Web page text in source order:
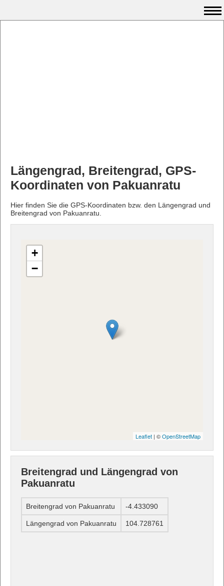
Längengrad, Breitengrad, GPS-
Koordinaten von Pakuanratu
Hier finden Sie die GPS-Koordinaten bzw. den Längengrad und
Breitengrad von Pakuanratu.
+
−
Leaflet | ©OpenStreetMap
Breitengrad und Längengrad von
Pakuanratu
Breitengrad von Pakuanratu -4.433090
Längengrad von Pakuanratu 104.728761